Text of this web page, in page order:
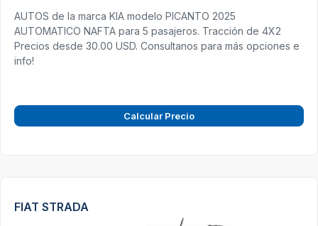
AUTOS de la marca KIA modelo PICANTO 2025
AUTOMATICO NAFTA para 5 pasajeros. Tracción de 4X2
Precios desde 30.00 USD. Consultanos para más opciones e
info!
Calcular Precio
FIAT STRADA